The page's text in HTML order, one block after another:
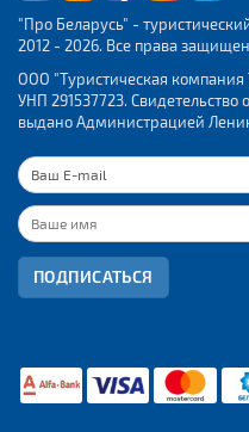
"Про Беларусь" -
2012 - 2026. Все права
ООО "Туристическая компания
УНП 291537723.
выдано Администрацией
ПОДПИСАТЬСЯ